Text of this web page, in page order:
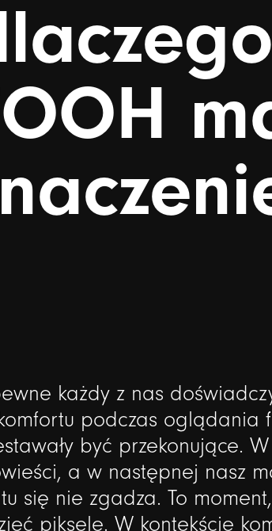
każdy z nas
podczas oglądania
być przekonujące. W
a w następnej nasz
tu się nie zgadza. To moment,
piksele. W kontekście